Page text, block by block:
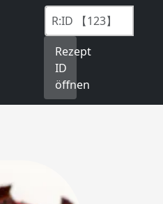
Rezept
ID
öffnen